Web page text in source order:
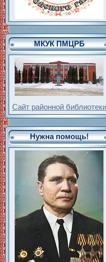
МКУК ПМЦРБ
Сайт районной библиотеки
Нужна помощь!